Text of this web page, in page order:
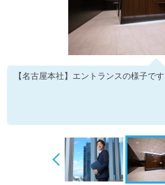
【名古屋本社】エントランスの様子です